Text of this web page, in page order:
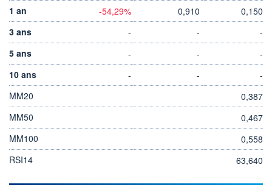
1 an
-54,29% 0,910
0,150
3 ans
- -
-
5 ans
- -
-
10 ans
- -
-
MM20
0,387
MM50
0,467
MM100
0,558
RSI14
63,640